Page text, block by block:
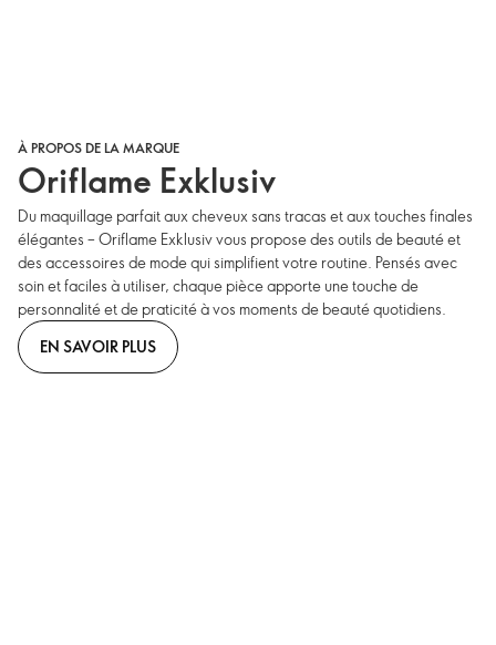
À PROPOS DE LA MARQUE
Oriflame Exklusiv
Du maquillage parfait aux cheveux sans tracas et aux touches finales
élégantes – Oriflame Exklusiv vous propose des outils de beauté et
des accessoires de mode qui simplifient votre routine. Pensés avec
soin et faciles à utiliser, chaque pièce apporte une touche de
personnalité et de praticité à vos moments de beauté quotidiens.
EN SAVOIR PLUS